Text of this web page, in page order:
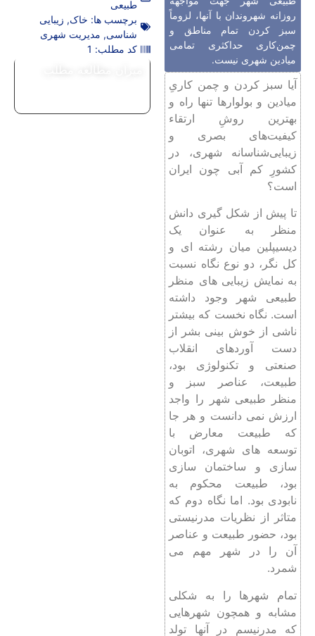
روزانه شهروندان با آنها، لزوماً
سبز کردن تمام مناطق و
چمن‌کاری حداکثری تمامی
میادین شهری نیست.
آیا سبز کردن و چمن کاریِ
میادین و بولوارها تنها راه و
بهترین روشِ ارتقاء
کیفیت‌های بصری و
زیبایی‌شناسانه شهری، در
کشورِ کم آبی چون ایران
است؟
تا پیش از شکل گیری دانش
منظر به عنوان یک
دیسیپلین میان رشته ای و
کل نگر، دو نوع نگاه نسبت
به نمایش زیبایی های منظر
طبیعی شهر وجود داشته
است. نگاه نخست که بیشتر
ناشی از خوش بینی بشر از
دست آوردهای انقلاب
صنعتی و تکنولوژی بود،
طبیعت، عناصر سبز و
منظر طبیعی شهر را واجد
ارزش نمی دانست و هر جا
که طبیعت معارض با
توسعه های شهری، اتوبان
سازی و ساختمان سازی
بود، طبیعت محکوم به
نابودی بود. اما نگاه دوم که
متاثر از نظریات مدرنیستی
بود، حضور طبیعت و عناصر
آن را در شهر مهم می
شمرد.
تمام شهرها را به شکلی
مشابه و همچون شهرهایی
که مدرنیسم در آنها تولد
طبیعی
برچسب ها: خاک, زیبایی
شناسی, مدیریت شهری
کد مطلب: 1